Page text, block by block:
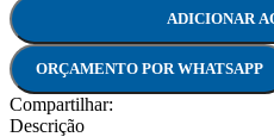
ADICIONAR
ORÇAMENTO POR WHATSAPP
Compartilhar:
Descrição